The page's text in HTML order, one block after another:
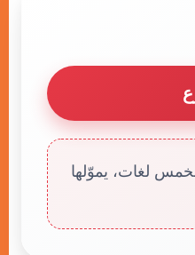
لغات، يموّلها